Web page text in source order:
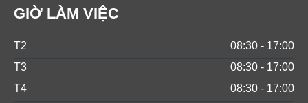
GIỜ LÀM VIỆC
T2
08:30 - 17:00
T3
08:30 - 17:00
T4
08:30 - 17:00